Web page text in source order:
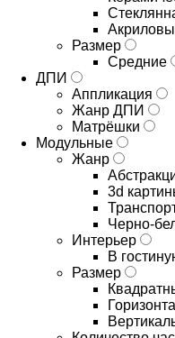
Размер
Средние
ДПИ
Аппликация
Жанр ДПИ
Матрёшки
Модульные
Жанр
3d
Черно-
Интерьер
В
Размер